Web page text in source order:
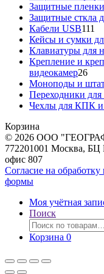
Защитные
Защитные сткла
Кабели USB111
Кейсы и сумки
Клавиатуры для
Крепление и
видеокамер2626
Моноподы и
Переходники для
Чехлы для КПК и
Корзина
© 2026 ООО
772201001 Москва, БЦ
офис 807
Согласие на
формы
Моя учётная
Поиск
Искать:
Корзина 0